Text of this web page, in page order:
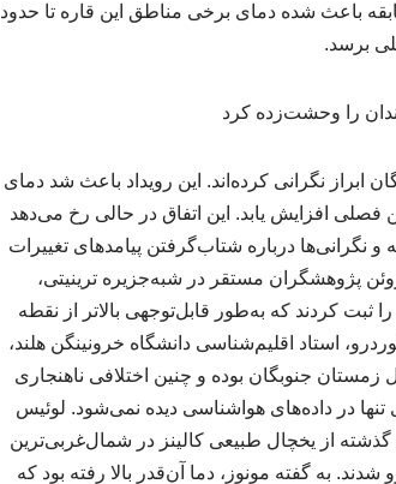
باعث شده دمای برخی مناطق این قاره تا حدود
ابراز نگرانی کرده‌اند. این رویداد باعث شد دمای
بالاتر از میانگین فصلی افزایش یابد. این اتفاق در حالی رخ می‌دهد
درباره شتاب‌گرفتن پیامدهای تغییرات
را افزایش داده است. بر اساس گزارش زومیت، در روز ۶ ژوئن پژوهشگران مستقر در شبه‌جزیره ترینیتی،
دمایی معادل ۱۵٫۴ درجه سانتی‌گراد را ثبت کردند که به‌طور قابل‌توجهی بالاتر از نقطه
استاد اقلیم‌شناسی دانشگاه خرونینگن هلند،
برای اوایل زمستان جنوبگان بوده و چنین اختلافی ناهنجاری
در داده‌های هواشناسی دیده نمی‌شود. لوئیس
از یخچال طبیعی کالینز در شمال‌غربی‌ترین
به گفته مونوز، دما آن‌قدر بالا رفته بود که